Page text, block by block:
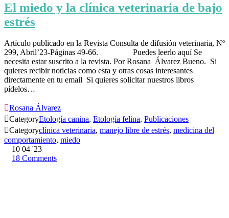
El miedo y la clínica veterinaria de bajo
estrés
Artículo publicado en la Revista Consulta de difusión veterinaria, Nº
299, Abril’23-Páginas 49-66. Puedes leerlo aquí Se
necesita estar suscrito a la revista. Por Rosana Álvarez Bueno. Si
quieres recibir noticias como esta y otras cosas interesantes
directamente en tu email Si quieres solicitar nuestros libros
pídelos…
Rosana Álvarez
CategoryEtología canina, Etología felina, Publicaciones
Categoryclínica veterinaria, manejo libre de estrés, medicina del
comportamiento, miedo
10 04 '23
18 Comments